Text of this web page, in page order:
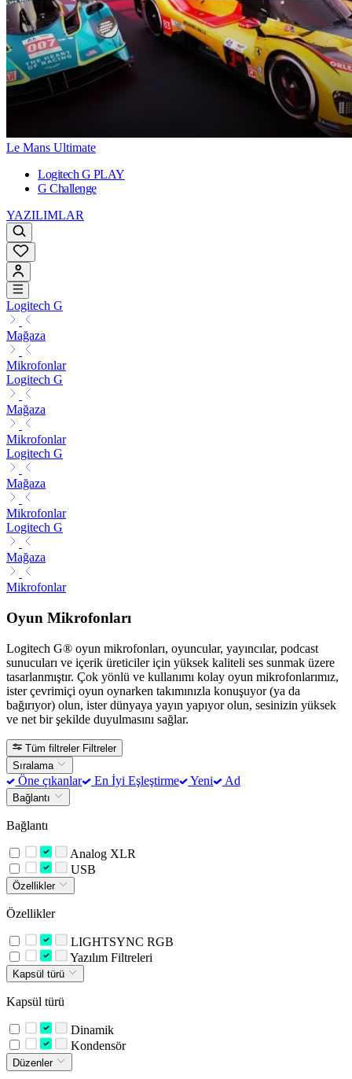
Le Mans Ultimate
Logitech G PLAY
G Challenge
YAZILIMLAR
Logitech G
Mağaza
Mikrofonlar
Logitech G
Mağaza
Mikrofonlar
Logitech G
Mağaza
Mikrofonlar
Logitech G
Mağaza
Mikrofonlar
Oyun Mikrofonları
Logitech G® oyun mikrofonları, oyuncular, yayıncılar, podcast
sunucuları ve içerik üreticiler için yüksek kaliteli ses sunmak üzere
tasarlanmıştır. Çok yönlü ve kullanımı kolay oyun mikrofonlarımız,
ister çevrimiçi oyun oynarken takımınızla konuşuyor (ya da
bağırıyor) olun, ister dünyaya yayın yapıyor olun, sesinizin yüksek
ve net bir şekilde duyulmasını sağlar.
Tüm filtreler Filtreler
Sıralama
Öne çıkanlar En İyi Eşleştirme Yeni Ad
Bağlantı
Bağlantı
Analog XLR
USB
Özellikler
Özellikler
LIGHTSYNC RGB
Yazılım Filtreleri
Kapsül türü
Kapsül türü
Dinamik
Kondensör
Düzenler